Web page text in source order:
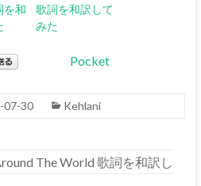
を和
歌詞を和訳して
みた
Pocket
07-30 Kehlani
The World 歌詞を和訳し